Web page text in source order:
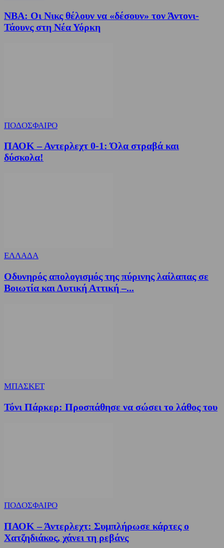
NBA: Οι Νικς θέλουν να «δέσουν» τον Άντονι-
Τάουνς στη Νέα Υόρκη
ΠΟΔΟΣΦΑΙΡΟ
ΠΑΟΚ – Αντερλεχτ 0-1: Όλα στραβά και
δύσκολα!
ΕΛΛΑΔΑ
Οδυνηρός απολογισμός της πύρινης λαίλαπας σε
Βοιωτία και Δυτική Αττική –...
ΜΠΑΣΚΕΤ
Τόνι Πάρκερ: Προσπάθησε να σώσει το λάθος του
ΠΟΔΟΣΦΑΙΡΟ
ΠΑΟΚ – Άντερλεχτ: Συμπλήρωσε κάρτες ο
Χατζηδιάκος, χάνει τη ρεβάνς